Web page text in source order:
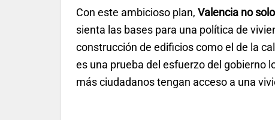
Con este ambicioso plan, Valencia no
sienta las bases para una política de
construcción de edificios como el de la
es una prueba del esfuerzo del gobierno
más ciudadanos tengan acceso a una